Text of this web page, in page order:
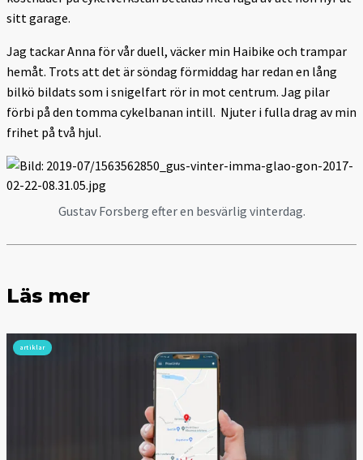
sitt garage.
Jag tackar Anna för vår duell, väcker min Haibike och trampar
hemåt. Trots att det är söndag förmiddag har redan en lång
bilkö bildats som i snigelfart rör in mot centrum. Jag pilar
förbi på den tomma cykelbanan intill. Njuter i fulla drag av min
frihet på två hjul.
Gustav Forsberg efter en besvärlig vinterdag.
Läs mer
artiklar